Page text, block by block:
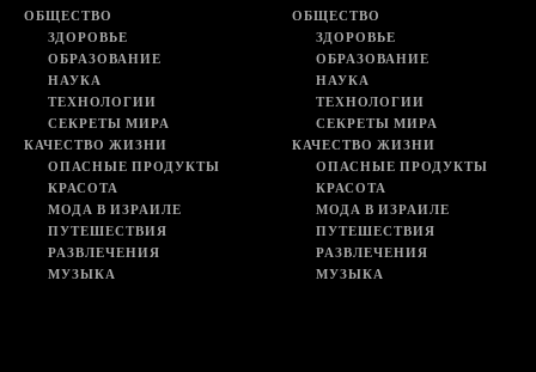
ОБЩЕСТВО
ЗДОРОВЬЕ
ОБРАЗОВАНИЕ
НАУКА
ТЕХНОЛОГИИ
СЕКРЕТЫ МИРА
КАЧЕСТВО ЖИЗНИ
ОПАСНЫЕ ПРОДУКТЫ
КРАСОТА
МОДА В ИЗРАИЛЕ
ПУТЕШЕСТВИЯ
РАЗВЛЕЧЕНИЯ
МУЗЫКА
ОБЩЕСТВО
ЗДОРОВЬЕ
ОБРАЗОВАНИЕ
НАУКА
ТЕХНОЛОГИИ
СЕКРЕТЫ МИРА
КАЧЕСТВО ЖИЗНИ
ОПАСНЫЕ ПРОДУКТЫ
КРАСОТА
МОДА В ИЗРАИЛЕ
ПУТЕШЕСТВИЯ
РАЗВЛЕЧЕНИЯ
МУЗЫКА